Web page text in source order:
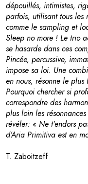
dépouillés, intimistes,
parfois, utilisant tous les
comme le sampling et
Sleep no more ! Le trio
se hasarde dans ces
Pincée, percussive,
impose sa loi. Une
en nous, résonne le
Pourquoi chercher si
correspondre des
plus loin les
révéler: « Ne t’endors
d’Aria Primitiva est en
T. Zaboitzeff